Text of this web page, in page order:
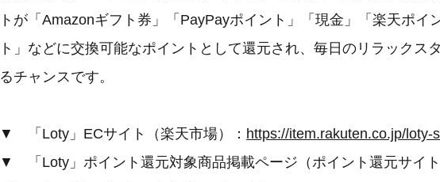
トが「Amazonギフト券」「PayPayポイント」「現金」「楽天ポイ
ト」などに交換可能なポイントとして還元され、毎日のリラックス
るチャンスです。
▼ 「Loty」ECサイト（楽天市場）： https://item.rakuten.co.jp/loty-
▼ 「Loty」ポイント還元対象商品掲載ページ（ポイント還元サイ